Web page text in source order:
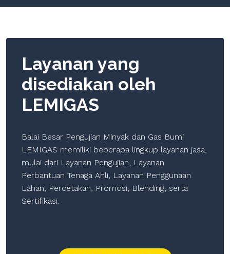
Layanan yang
disediakan oleh
LEMIGAS
Balai Besar Pengujian Minyak dan Gas Bumi
LEMIGAS memiliki beberapa lingkup layanan jasa,
mulai dari Layanan Pengujian, Layanan
Perbantuan Tenaga Ahli, Layanan Penggunaan
Lahan, Percetakan, Promosi, Blending, serta
Sertifikasi.